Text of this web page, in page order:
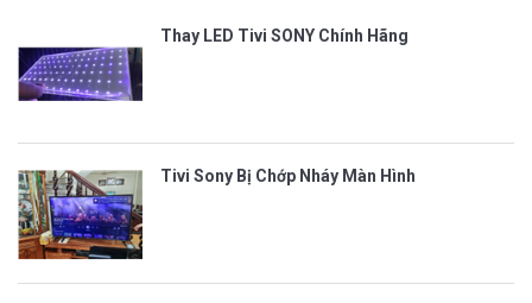
Thay LED Tivi SONY Chính Hãng
Tivi Sony Bị Chớp Nháy Màn Hình